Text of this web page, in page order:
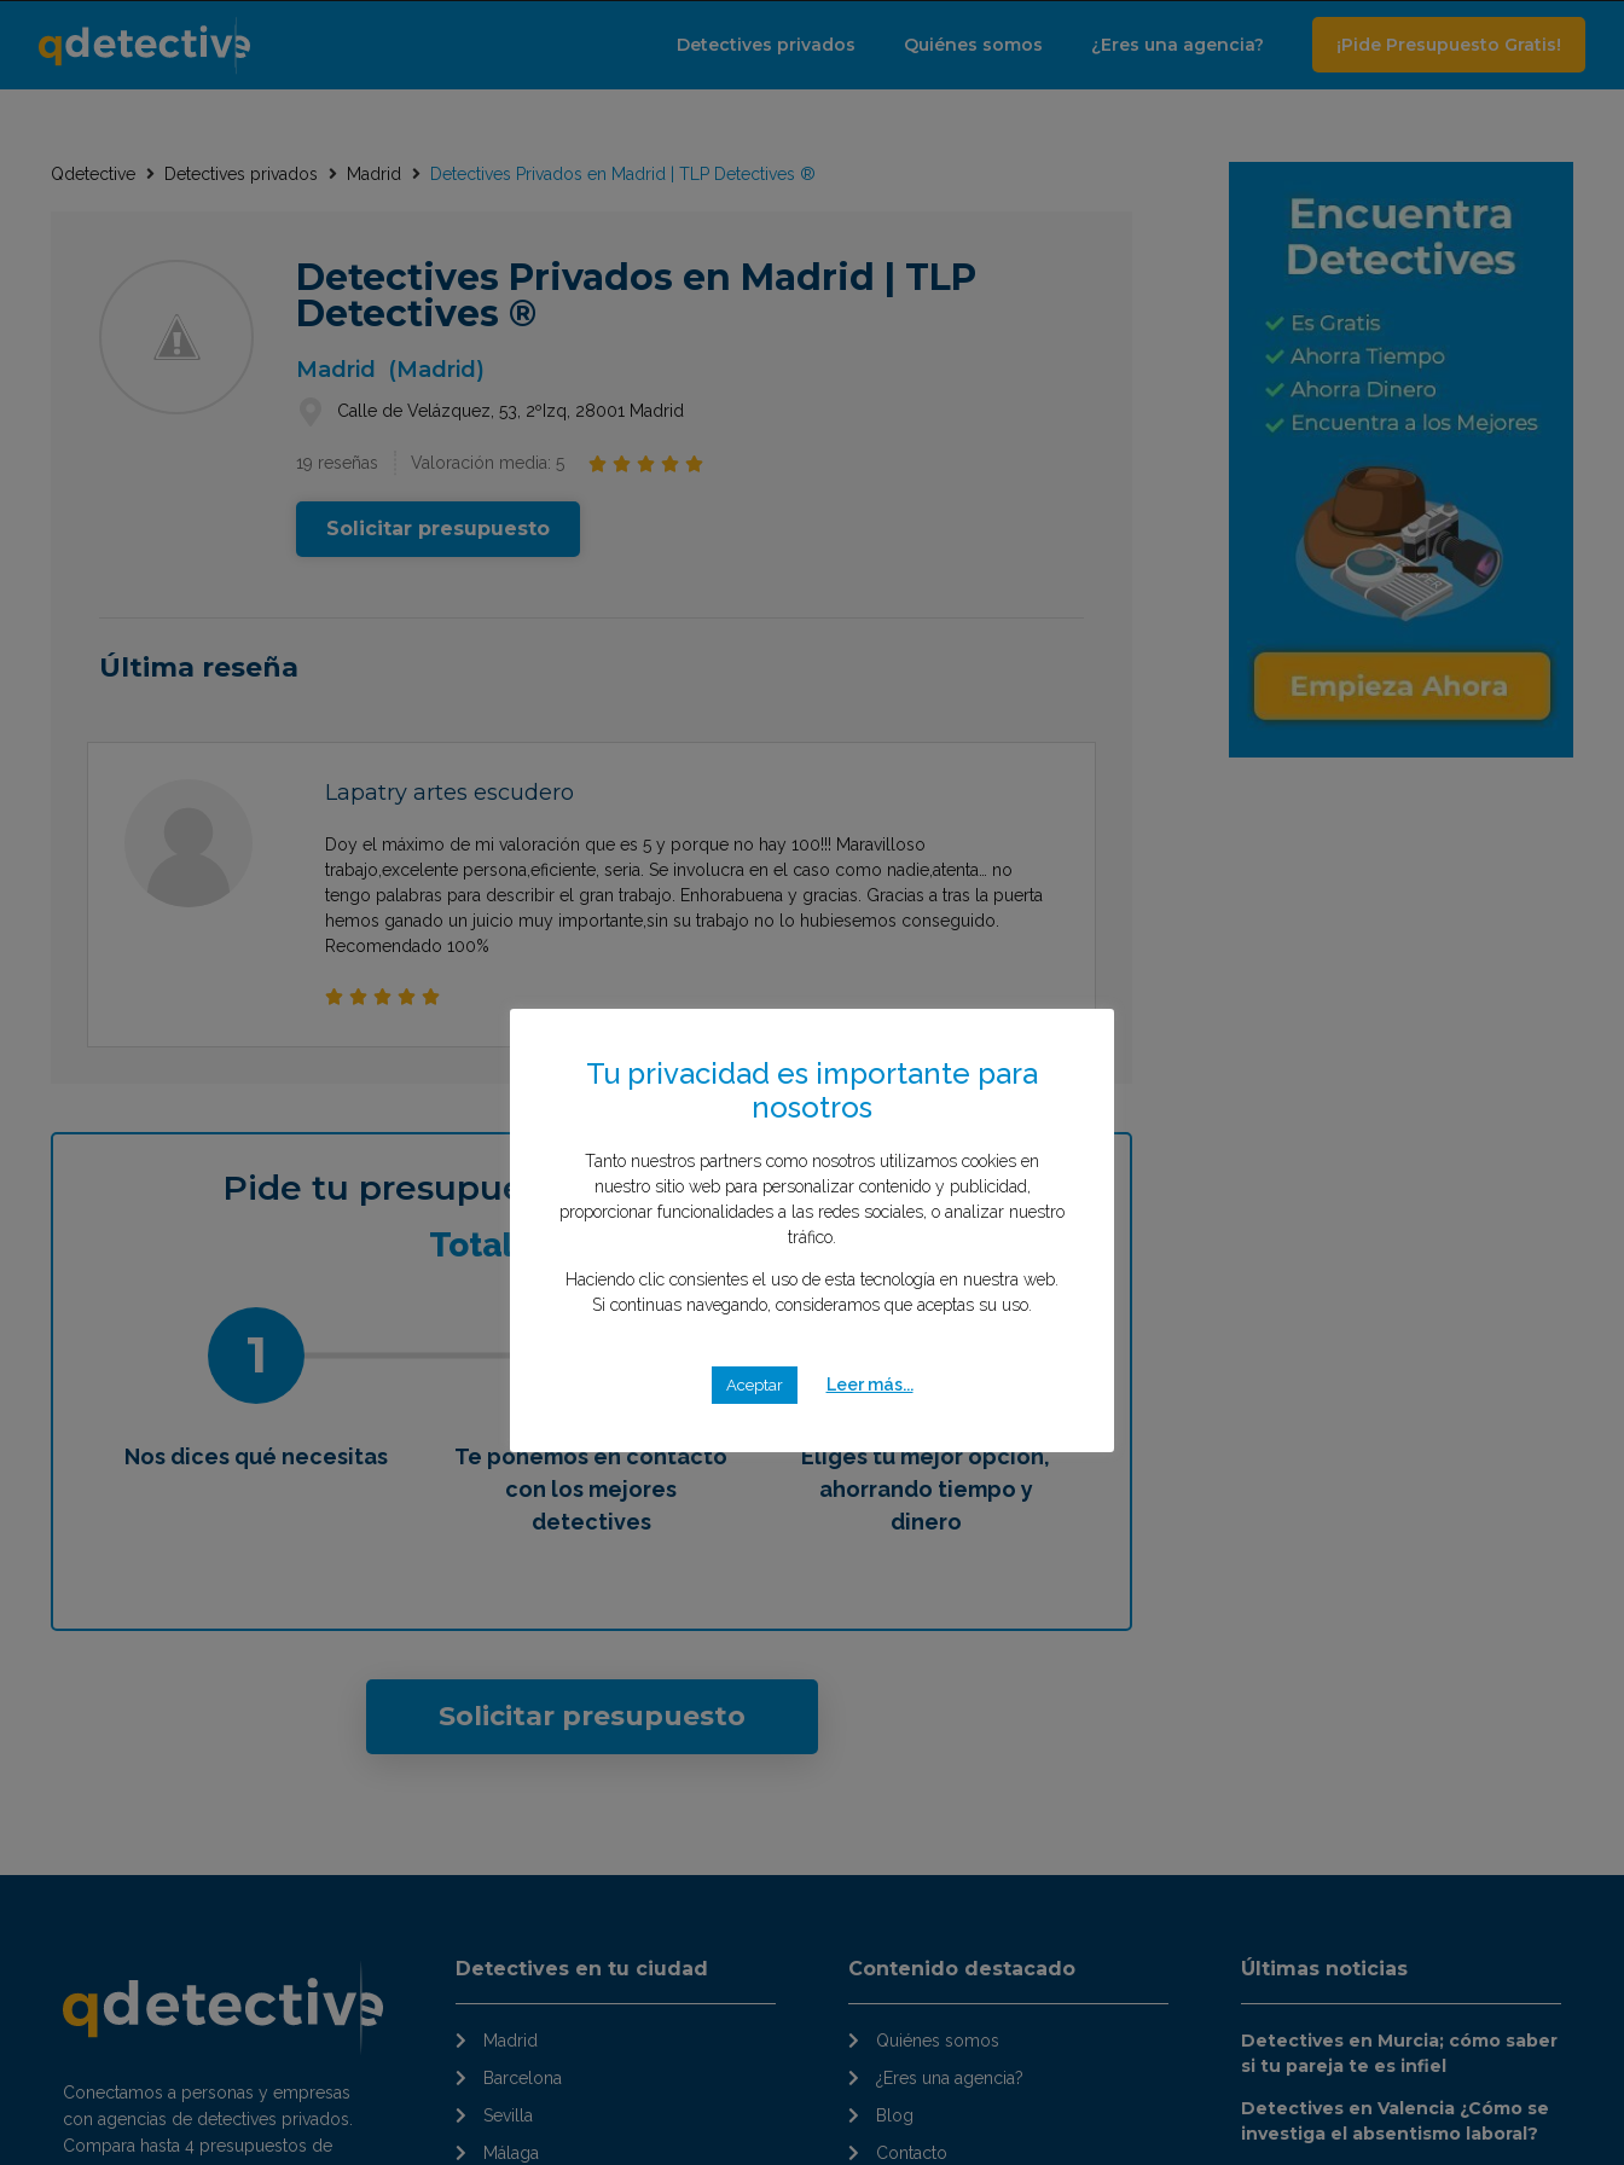
Detectives privados Quiénes somos ¿Eres una agencia? ¡Pide Presupuesto Gratis!
Qdetective Detectives privados Madrid Detectives Privados en Madrid | TLP Detectives ®
Detectives Privados en Madrid | TLP
Detectives ®
Madrid (Madrid)
Calle de Velázquez, 53, 2ºIzq, 28001 Madrid
19 reseñas Valoración media: 5     
Solicitar presupuesto
Última reseña
Lapatry artes escudero
Doy el máximo de mi valoración que es 5 y porque no hay 100!!! Maravilloso
trabajo,excelente persona,eficiente, seria. Se involucra en el caso como nadie,atenta… no
tengo palabras para describir el gran trabajo. Enhorabuena y gracias. Gracias a tras la puerta
hemos ganado un juicio muy importante,sin su trabajo no lo hubiesemos conseguido.
Recomendado 100%
    
Pide tu presupuesto el menos de 1 minuto
Totalmente GRATIS
1
Nos dices qué necesitas
Te ponemos en contacto
con los mejores
detectives
Eliges tu mejor opción,
ahorrando tiempo y
dinero
Solicitar presupuesto
Conectamos a personas y empresas
con agencias de detectives privados.
Compara hasta 4 presupuestos de
Detectives en tu ciudad
Madrid
Barcelona
Sevilla
Málaga
Contenido destacado
Quiénes somos
¿Eres una agencia?
Blog
Contacto
Últimas noticias
Detectives en Murcia; cómo saber
si tu pareja te es infiel
Detectives en Valencia ¿Cómo se
investiga el absentismo laboral?
Tu privacidad es importante para
nosotros
nuestro sitio web para personalizar contenido y publicidad,
proporcionar funcionalidades a las redes sociales, o analizar nuestro
Haciendo clic consientes el uso de esta tecnología en nuestra web.
Si continuas navegando, consideramos que aceptas su uso.
Leer más...
¿Qué tipo de caso quieres investigar?*